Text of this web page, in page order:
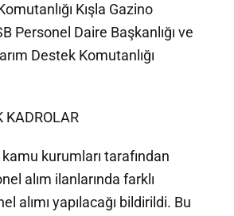
Kışla Gazino
Personel Daire Başkanlığı ve
Destek Komutanlığı
kurumları tarafından
alım ilanlarında farklı
alımı yapılacağı bildirildi. Bu